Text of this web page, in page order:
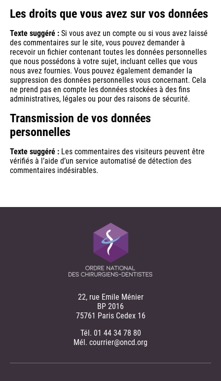
Les droits que vous avez sur vos données
Texte suggéré : Si vous avez un compte ou si vous avez laissé
des commentaires sur le site, vous pouvez demander à
recevoir un fichier contenant toutes les données personnelles
que nous possédons à votre sujet, incluant celles que vous
nous avez fournies. Vous pouvez également demander la
suppression des données personnelles vous concernant. Cela
ne prend pas en compte les données stockées à des fins
administratives, légales ou pour des raisons de sécurité.
Transmission de vos données
personnelles
Texte suggéré : Les commentaires des visiteurs peuvent être
vérifiés à l’aide d’un service automatisé de détection des
commentaires indésirables.
22, rue Emile Ménier
BP 2016
75761 Paris Cedex 16
Tél. 01 44 34 78 80
Mél. courrier@oncd.org